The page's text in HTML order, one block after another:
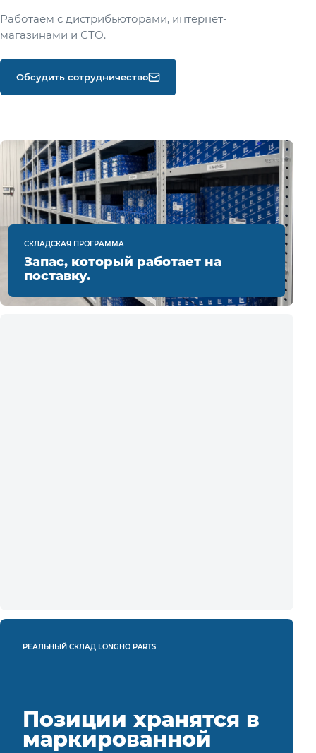
Работаем с дистрибьюторами, интернет-
магазинами и СТО.
Обсудить сотрудничество
СКЛАДСКАЯ ПРОГРАММА
Запас, который работает на
поставку.
РЕАЛЬНЫЙ СКЛАД LONGHO PARTS
Позиции хранятся в
маркированной